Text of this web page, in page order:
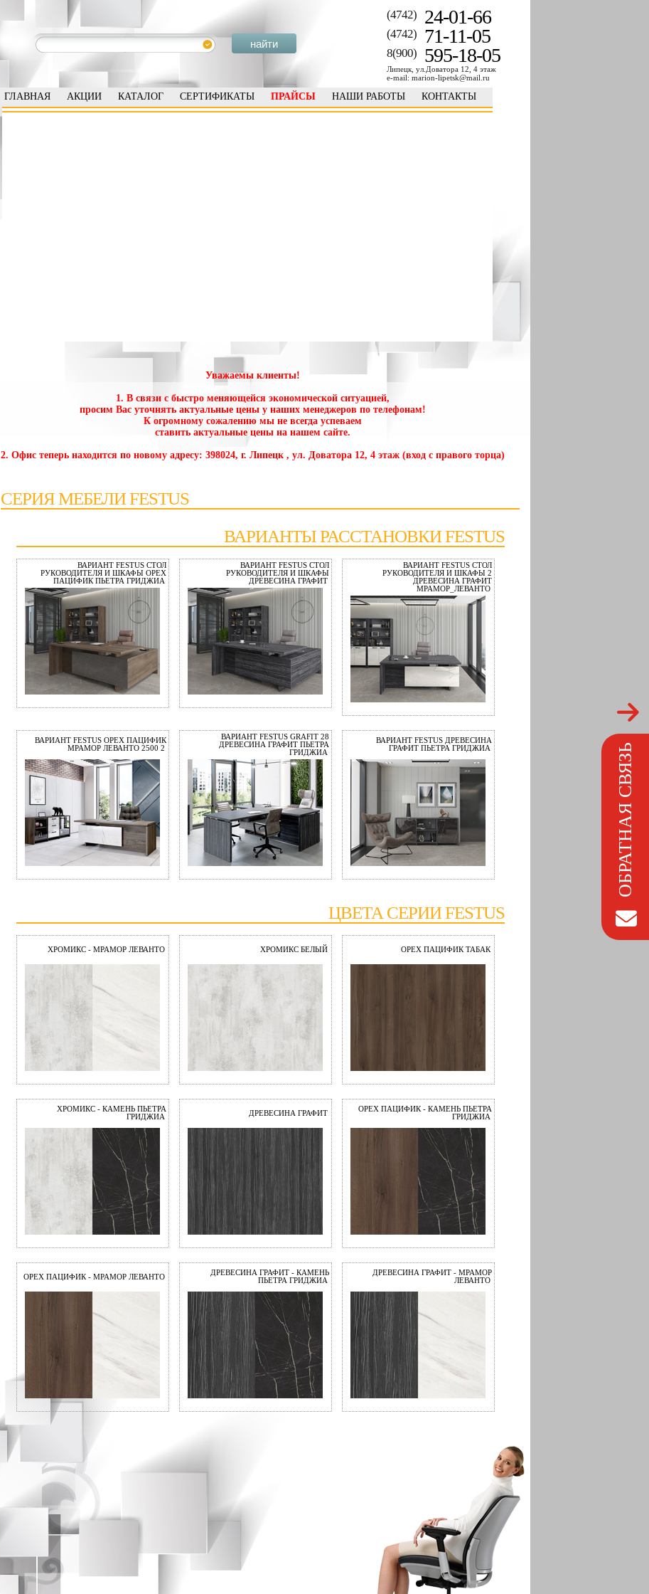
ОБРАТНАЯ СВЯЗЬ
(4742) 24-01-66
(4742) 71-11-05
8(900) 595-18-05
Липецк, ул.Доватора 12, 4 этаж
e-mail: marion-lipetsk@mail.ru
ГЛАВНАЯ АКЦИИ КАТАЛОГ СЕРТИФИКАТЫ ПРАЙСЫ НАШИ РАБОТЫ КОНТАКТЫ
Уважаемы клиенты!
1. В связи с быстро меняющейся экономической ситуацией,
просим Вас уточнять актуальные цены у наших менеджеров по телефонам!
К огромному сожалению мы не всегда успеваем
ставить актуальные цены на нашем сайте.
2. Офис теперь находится по новому адресу: 398024, г. Липецк , ул. Доватора 12, 4 этаж (вход с правого торца)
СЕРИЯ МЕБЕЛИ FESTUS
ВАРИАНТЫ РАССТАНОВКИ FESTUS
ВАРИАНТ FESTUS СТОЛ
РУКОВОДИТЕЛЯ И ШКАФЫ ОРЕХ
ПАЦИФИК ПЬЕТРА ГРИДЖИА
ВАРИАНТ FESTUS СТОЛ
РУКОВОДИТЕЛЯ И ШКАФЫ
ДРЕВЕСИНА ГРАФИТ
ВАРИАНТ FESTUS СТОЛ
РУКОВОДИТЕЛЯ И ШКАФЫ 2
ДРЕВЕСИНА ГРАФИТ
МРАМОР_ЛЕВАНТО
ВАРИАНТ FESTUS ОРЕХ ПАЦИФИК
МРАМОР ЛЕВАНТО 2500 2
ВАРИАНТ FESTUS GRAFIT 28
ДРЕВЕСИНА ГРАФИТ ПЬЕТРА
ГРИДЖИА
ВАРИАНТ FESTUS ДРЕВЕСИНА
ГРАФИТ ПЬЕТРА ГРИДЖИА
ЦВЕТА СЕРИИ FESTUS
ХРОМИКС - МРАМОР ЛЕВАНТО ХРОМИКС БЕЛЫЙ ОРЕХ ПАЦИФИК ТАБАК
ХРОМИКС - КАМЕНЬ ПЬЕТРА
ГРИДЖИА
ДРЕВЕСИНА ГРАФИТ
ОРЕХ ПАЦИФИК - КАМЕНЬ ПЬЕТРА
ГРИДЖИА
ОРЕХ ПАЦИФИК - МРАМОР ЛЕВАНТО
ДРЕВЕСИНА ГРАФИТ - КАМЕНЬ
ПЬЕТРА ГРИДЖИА
ДРЕВЕСИНА ГРАФИТ - МРАМОР
ЛЕВАНТО